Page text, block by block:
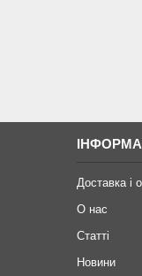
Доставка і
О нас
Статті
Новини